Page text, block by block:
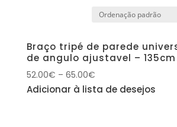
Braço tripé de parede
de angulo ajustavel – 135cm
52.00€ – 65.00€
Adicionar à lista de desejos